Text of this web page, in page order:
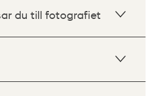
du till fotografiet